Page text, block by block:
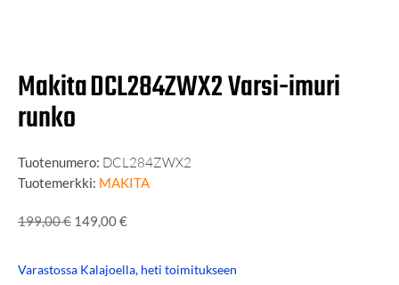
Makita DCL284ZWX2 Varsi-imuri
runko
Tuotenumero: DCL284ZWX2
Tuotemerkki: MAKITA
199,00€ 149,00€
Varastossa Kalajoella, heti toimitukseen